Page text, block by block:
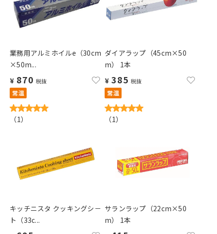
業務用アルミホイルe（30cm
×50m...
¥ 870 税抜
常温
（1）
ダイアラップ（45cm×50
m） 1本
¥ 385 税抜
常温
（1）
キッチニスタ クッキングシ－
ト（33c...
サランラップ（22cm×50
m） 1本